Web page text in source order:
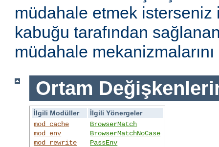
müdahale etmek
kabuğu tarafından
müdahale mekanizmalarını
Ortam
İlgili Modüller
İlgili Yönergeler
mod_cache
mod_env
mod_rewrite
BrowserMatch
BrowserMatchNoCase
PassEnv